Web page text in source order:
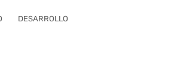
DESARROLLO